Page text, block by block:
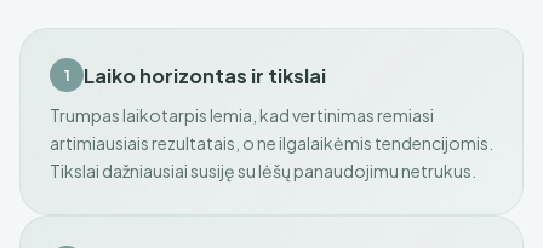
1 Laiko horizontas ir tikslai
Trumpas laikotarpis lemia, kad vertinimas remiasi
artimiausiais rezultatais, o ne ilgalaikėmis tendencijomis.
Tikslai dažniausiai susiję su lėšų panaudojimu netrukus.